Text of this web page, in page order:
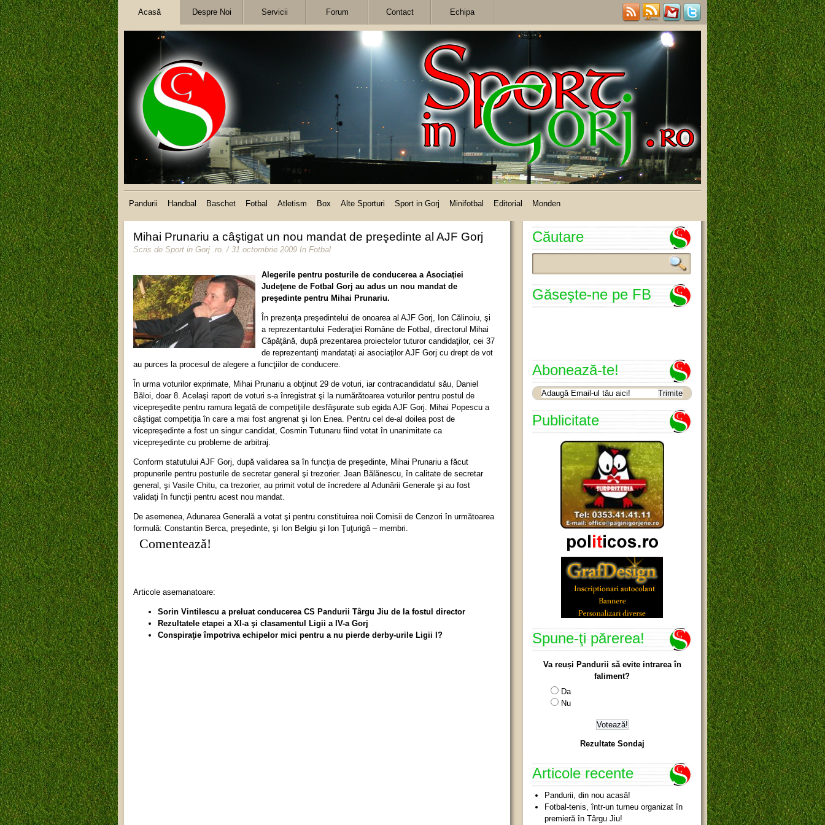
Acasă Despre Noi Servicii Forum Contact Echipa
Pandurii Handbal Baschet Fotbal Atletism Box Alte Sporturi Sport in Gorj Minifotbal Editorial Monden
Mihai Prunariu a câştigat un nou mandat de preşedinte al AJF Gorj
Scris de Sport in Gorj .ro. / 31 octombrie 2009 In Fotbal
Alegerile pentru posturile de conducerea a Asociaţiei
Judeţene de Fotbal Gorj au adus un nou mandat de
preşedinte pentru Mihai Prunariu.
În prezenţa preşedintelui de onoarea al AJF Gorj, Ion Călinoiu, şi
a reprezentantului Federaţiei Române de Fotbal, directorul Mihai
Căpăţână, după prezentarea proiectelor tuturor candidaţilor, cei 37
de reprezentanţi mandataţi ai asociaţilor AJF Gorj cu drept de vot
au purces la procesul de alegere a funcţiilor de conducere.
În urma voturilor exprimate, Mihai Prunariu a obţinut 29 de voturi, iar contracandidatul său, Daniel
Băloi, doar 8. Acelaşi raport de voturi s-a înregistrat şi la numărătoarea voturilor pentru postul de
vicepreşedite pentru ramura legată de competiţiile desfăşurate sub egida AJF Gorj. Mihai Popescu a
câştigat competiţia în care a mai fost angrenat şi Ion Enea. Pentru cel de-al doilea post de
vicepreşedinte a fost un singur candidat, Cosmin Tutunaru fiind votat în unanimitate ca
vicepreşedinte cu probleme de arbitraj.
Conform statutului AJF Gorj, după validarea sa în funcţia de preşedinte, Mihai Prunariu a făcut
propunerile pentru posturile de secretar general şi trezorier. Jean Bălănescu, în calitate de secretar
general, şi Vasile Chitu, ca trezorier, au primit votul de încredere al Adunării Generale şi au fost
validaţi în funcţii pentru acest nou mandat.
De asemenea, Adunarea Generală a votat şi pentru constituirea noii Comisii de Cenzori în următoarea
formulă: Constantin Berca, preşedinte, şi Ion Belgiu şi Ion Ţuţurigă – membri.
Comentează!
Articole asemanatoare:
Sorin Vintilescu a preluat conducerea CS Pandurii Târgu Jiu de la fostul director
Rezultatele etapei a XI-a şi clasamentul Ligii a IV-a Gorj
Conspiraţie împotriva echipelor mici pentru a nu pierde derby-urile Ligii I?
Căutare
Găseşte-ne pe FB
Abonează-te!
Publicitate
Spune-ţi părerea!
Va reuși Pandurii să evite intrarea în
faliment?
Da
Nu
Rezultate Sondaj
Articole recente
Pandurii, din nou acasă!
Fotbal-tenis, într-un turneu organizat în
premieră în Târgu Jiu!